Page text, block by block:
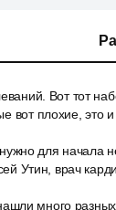
Вот тот
вот плохие, это
для начала
Утин, врач
много разных